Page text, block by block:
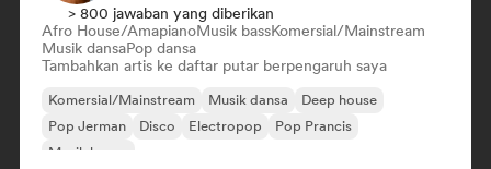
> 800 jawaban yang diberikan
Afro House/AmapianoMusik bassKomersial/Mainstream
Musik dansaPop dansa
Tambahkan artis ke daftar putar berpengaruh saya
Komersial/Mainstream Musik dansa
Deep house
Pop Jerman
Disco Electropop
Pop Prancis
Musik house